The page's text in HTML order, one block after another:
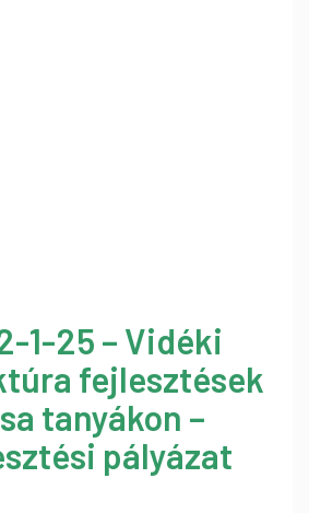
1-25 – Vidéki
fejlesztések
tanyákon –
pályázat